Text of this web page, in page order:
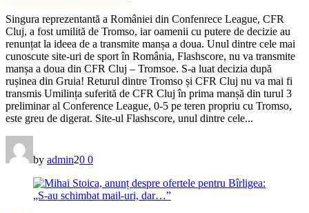
Singura reprezentantă a României din Confenrece League, CFR
Cluj, a fost umilită de Tromso, iar oamenii cu putere de decizie au
renunțat la ideea de a transmite manșa a doua. Unul dintre cele mai
cunoscute site-uri de sport în România, Flashscore, nu va transmite
manșa a doua din CFR Cluj – Tromsoe. S-a luat decizia după
rușinea din Gruia! Returul dintre Tromso și CFR Cluj nu va mai fi
transmis Umilința suferită de CFR Cluj în prima manșă din turul 3
preliminar al Conference League, 0-5 pe teren propriu cu Tromso,
este greu de digerat. Site-ul Flashscore, unul dintre cele...
by admin20 0